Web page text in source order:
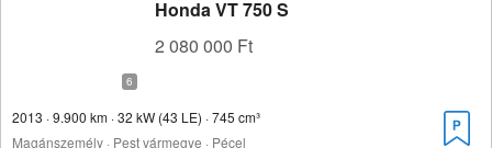
Honda VT 750 S
2 080 000 Ft
2013 · 9.900 km · 32 kW (43 LE) · 745 cm³
Magánszemély · Pest vármegye · Pécel